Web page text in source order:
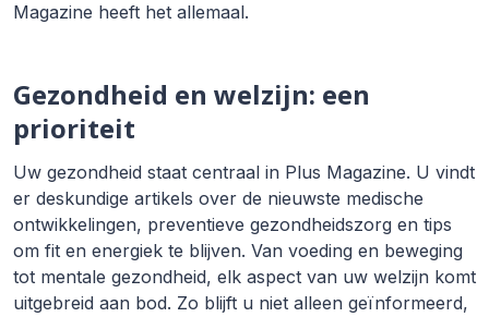
Magazine heeft het allemaal.
Gezondheid en welzijn: een
prioriteit
Uw gezondheid staat centraal in Plus Magazine. U vindt
er deskundige artikels over de nieuwste medische
ontwikkelingen, preventieve gezondheidszorg en tips
om fit en energiek te blijven. Van voeding en beweging
tot mentale gezondheid, elk aspect van uw welzijn komt
uitgebreid aan bod. Zo blijft u niet alleen geïnformeerd,